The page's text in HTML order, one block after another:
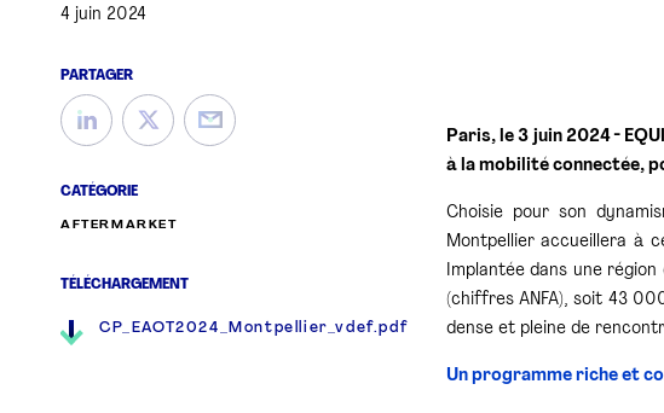
4 juin 2024
PARTAGER
CATÉGORIE
AFTERMARKET
TÉLÉCHARGEMENT
CP_EAOT2024_Montpellier_vdef.pdf
Paris, le 3 juin 2024 -
à la mobilité connectée,
Choisie pour son
Montpellier accueillera à
Implantée dans une
(chiffres ANFA), soit 43
dense et pleine de
Un programme riche et